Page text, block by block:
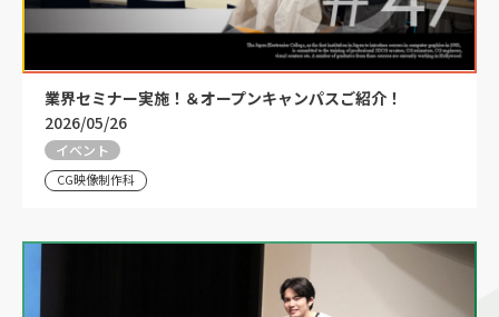
業界セミナー実施！＆オープンキャンパスご紹介！
2026/05/26
イベント
CG映像制作科